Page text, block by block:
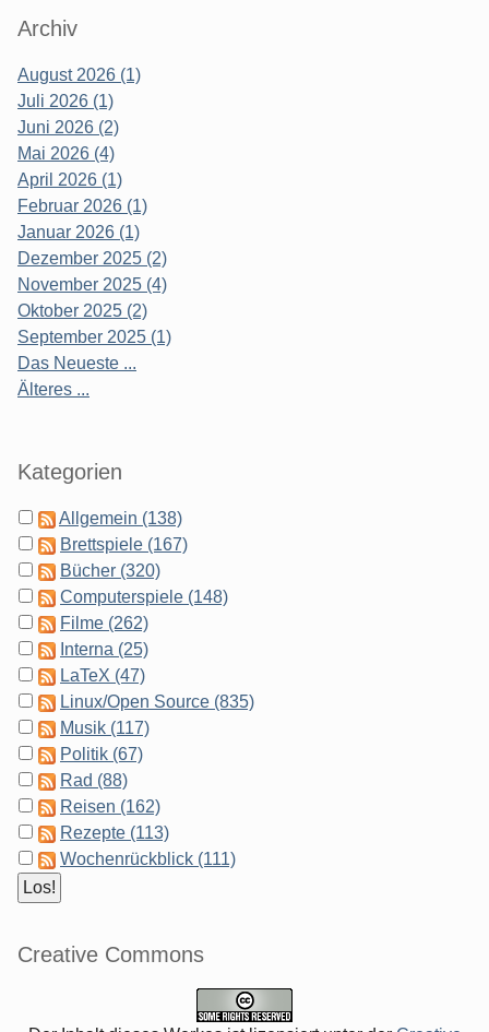
Archiv
August 2026 (1)
Juli 2026 (1)
Juni 2026 (2)
Mai 2026 (4)
April 2026 (1)
Februar 2026 (1)
Januar 2026 (1)
Dezember 2025 (2)
November 2025 (4)
Oktober 2025 (2)
September 2025 (1)
Das Neueste ...
Älteres ...
Kategorien
Allgemein (138)
Brettspiele (167)
Bücher (320)
Computerspiele (148)
Filme (262)
Interna (25)
LaTeX (47)
Linux/Open Source (835)
Musik (117)
Politik (67)
Rad (88)
Reisen (162)
Rezepte (113)
Wochenrückblick (111)
Creative Commons